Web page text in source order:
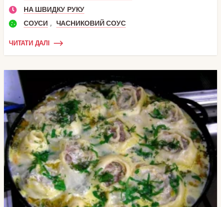
НА ШВИДКУ РУКУ
СОУСИ , ЧАСНИКОВИЙ СОУС
ЧИТАТИ ДАЛІ